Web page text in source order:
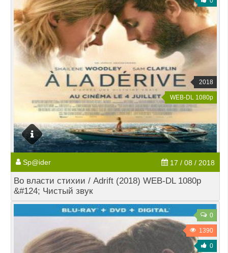
2018
WEB-DL 1080p
Sp@ider 17 / 08 / 2018
Во власти стихии / Adrift (2018) WEB-DL 1080p
&#124; Чистый звук
0
1390
0